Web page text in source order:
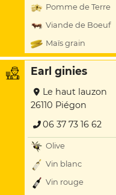
Pomme de Terre
Viande de Boeuf
Maïs grain
Earl ginies
Le haut lauzon
26110 Piégon
06 37 73 16 62
Olive
Vin blanc
Vin rouge